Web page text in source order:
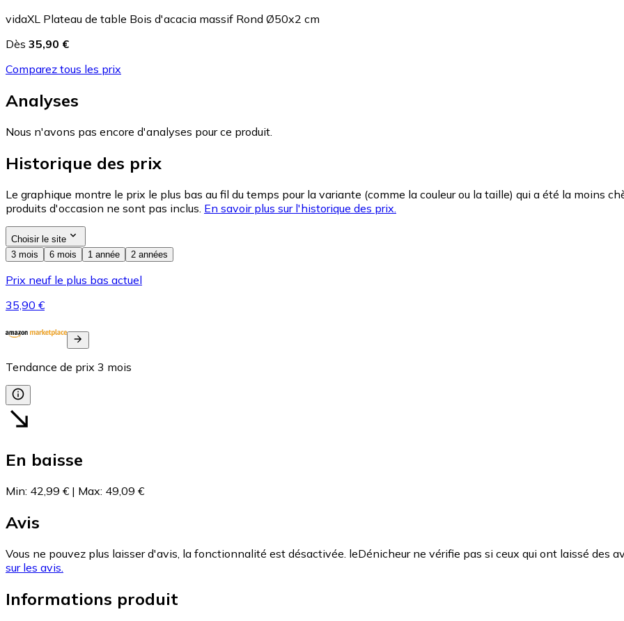
vidaXL Plateau de table Bois d'acacia massif Rond Ø50x2 cm
Dès 35,90 €
Comparez tous les prix
Analyses
Nous n'avons pas encore d'analyses pour ce produit.
Historique des prix
Le graphique montre le prix le plus bas au fil du temps pour la variante (comme la couleur ou la taille) qui a été la moins
produits d'occasion ne sont pas inclus. En savoir plus sur l'historique des prix.
Choisir le site
3 mois
6 mois 1 année 2 années
Prix neuf le plus bas actuel
35,90 €
Tendance de prix 3 mois
En baisse
Min: 42,99 € | Max: 49,09 €
Avis
Vous ne pouvez plus laisser d'avis, la fonctionnalité est désactivée. leDénicheur ne vérifie pas si ceux qui ont laissé des
sur les avis.
Informations produit